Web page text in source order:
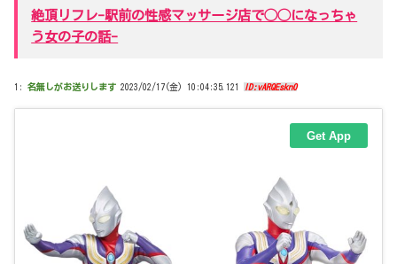
絶頂リフレ-駅前の性感マッサージ店で◯◯になっちゃ
う女の子の話-
1: 名無しがお送りします 2023/02/17(金) 10:04:35.121 ID:vARQEskn0